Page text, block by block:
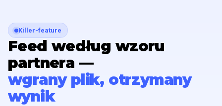
Killer-feature
Feed według wzoru
partnera —
wgrany plik, otrzymany
wynik